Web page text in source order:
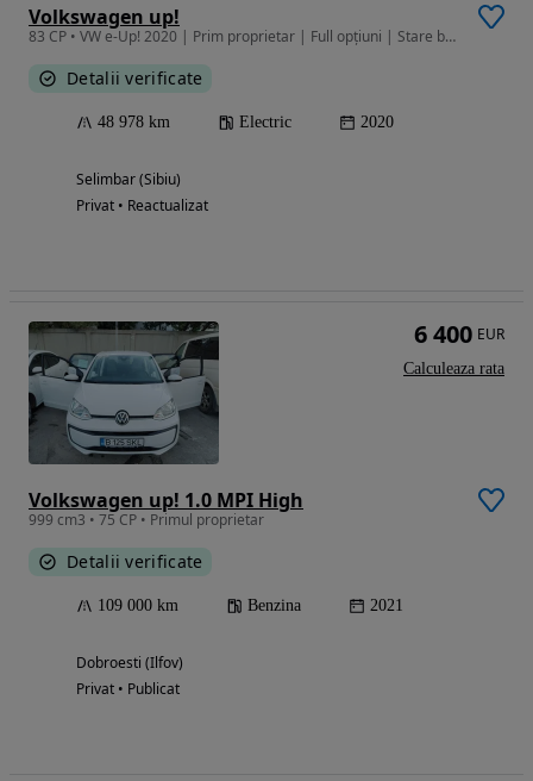
Volkswagen up!
83 CP • VW e-Up! 2020 | Prim proprietar | Full opțiuni | Stare buna
Detalii verificate
48 978 km Electric 2020
Selimbar (Sibiu)
Privat • Reactualizat
Volkswagen up! 1.0 MPI High
999 cm3 • 75 CP • Primul proprietar
Detalii verificate
109 000 km Benzina 2021
Dobroesti (Ilfov)
Privat • Publicat
6 400 EUR
Calculeaza rata